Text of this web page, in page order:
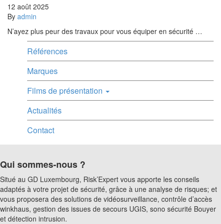
12 août 2025
By admin
N’ayez plus peur des travaux pour vous équiper en sécurité …
Références
Marques
Films de présentation
Actualités
Contact
Qui sommes-nous ?
Situé au GD Luxembourg, Risk’Expert vous apporte les conseils
adaptés à votre projet de sécurité, grâce à une analyse de risques; et
vous proposera des solutions de vidéosurveillance, contrôle d’accès
winkhaus, gestion des issues de secours UGIS, sono sécurité Bouyer
et détection intrusion.